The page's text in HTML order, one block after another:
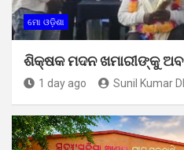
ମୋ ଓଡ଼ିଶା
ଶିକ୍ଷକ ମଦନ ଖମାରୀଙ୍କୁ
1 day ago Sunil Kumar